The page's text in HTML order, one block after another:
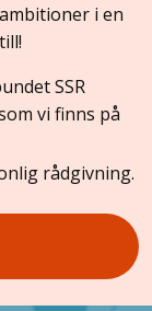
i en
SSR
vi finns på
rådgivning.